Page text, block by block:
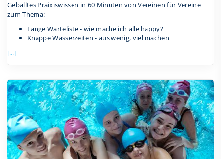
Geballtes Praixiswissen in 60 Minuten von Vereinen für Vereine
zum Thema:
Lange Warteliste - wie mache ich alle happy?
Knappe Wasserzeiten - aus wenig, viel machen
[...]